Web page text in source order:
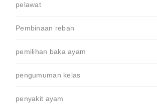
pelawat
Pembinaan reban
pemilihan baka ayam
pengumuman kelas
penyakit ayam